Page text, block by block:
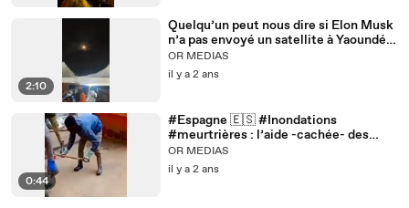
2:10
Quelqu’un peut nous dire si Elon Musk
n’a pas envoyé un satellite à Yaoundé
au Cameroun ?! Ils pensent à un
miracle divin ! #miracle #Satellite
#soleil #foi #sciences #yaounde
OR MEDIAS
il y a 2 ans
0:44
#Espagne 🇪🇸 #Inondations
#meurtrières : l’aide -cachée- des
#immigrés #africains
OR MEDIAS
il y a 2 ans